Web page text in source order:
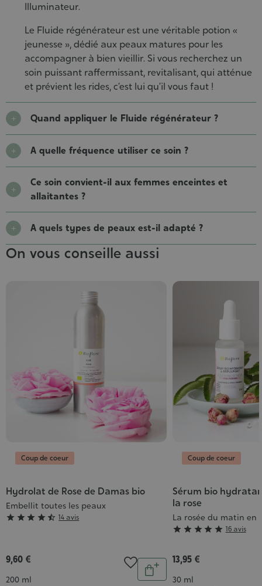
Illuminateur.
Le Fluide régénérateur est une véritable potion «
jeunesse », dédié aux peaux matures pour les
accompagner à bien vieillir. Si vous recherchez un
soin puissant raffermissant, revitalisant, qui atténue
et prévient les rides, c’est lui qu’il vous faut !
Quand appliquer le Fluide régénérateur ?
A quelle fréquence utiliser ce soin ?
Ce soin convient-il aux femmes enceintes et
allaitantes ?
A quels types de peaux est-il adapté ?
On vous conseille aussi
Coup de coeur
Hydrolat de Rose de Damas bio
Embellit toutes les peaux
Grade
     14 avis
9,60 €
Contenance
200 ml
Quantité
Ajouter
Coup de coeur
Sérum bio
la rose
La rosée du matin en
Grade
5/5
     16 avis
13,95 €
Contenance
30 ml